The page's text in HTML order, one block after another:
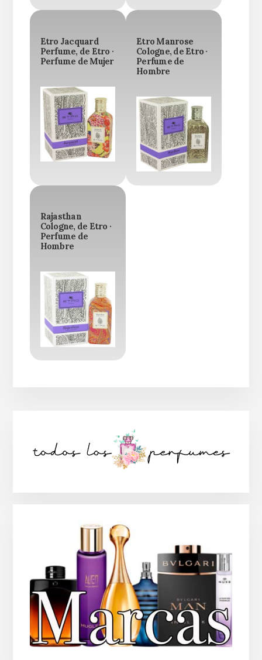
Etro Jacquard
Perfume, de Etro ·
Perfume de Mujer
Etro Manrose
Cologne, de Etro ·
Perfume de
Hombre
Rajasthan
Cologne, de Etro ·
Perfume de
Hombre
lateral